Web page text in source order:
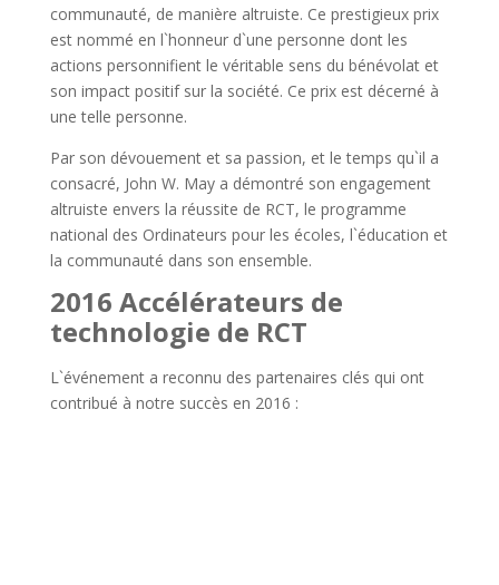
communauté, de manière altruiste. Ce prestigieux prix
est nommé en l`honneur d`une personne dont les
actions personnifient le véritable sens du bénévolat et
son impact positif sur la société. Ce prix est décerné à
une telle personne.
Par son dévouement et sa passion, et le temps qu`il a
consacré, John W. May a démontré son engagement
altruiste envers la réussite de RCT, le programme
national des Ordinateurs pour les écoles, l`éducation et
la communauté dans son ensemble.
2016 Accélérateurs de
technologie de RCT
L`événement a reconnu des partenaires clés qui ont
contribué à notre succès en 2016 :